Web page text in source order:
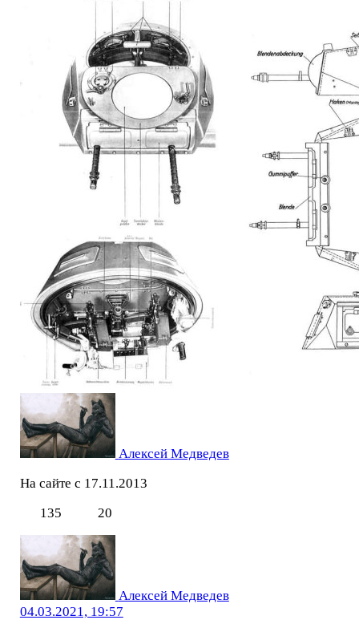
Алексей Медведев
На сайте с 17.11.2013
135
20
Алексей Медведев
04.03.2021, 19:57